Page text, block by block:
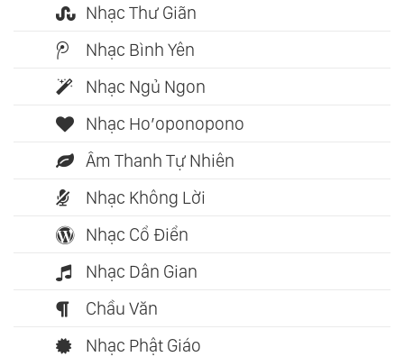
Nhạc Thư Giãn
Nhạc Bình Yên
Nhạc Ngủ Ngon
Nhạc Ho’oponopono
Âm Thanh Tự Nhiên
Nhạc Không Lời
Nhạc Cổ Điển
Nhạc Dân Gian
Chầu Văn
Nhạc Phật Giáo